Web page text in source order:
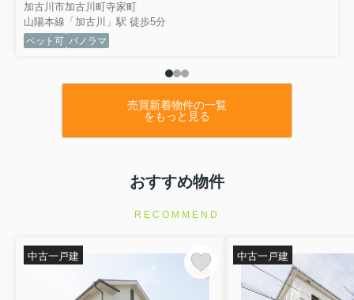
⇒物件詳細はこちらをクリックくださいませ
2026.07.31
★種別 ：新築戸建（残1棟）
★価格 ：2,990万円
★住所 ：明石市二見町東二見
⇒物件詳細はこちらをクリックくださいませ
他号棟も値下げとなっております。
★種別 ：新築戸建（全7棟）
★住所 ：明石市二見町東二見
加古川市加古川町寺家町
山陽本線「加古川」駅 徒歩5分
ペット可 パノラマ
売買新着物件の一覧
をもっと見る
おすすめ物件
RECOMMEND
中古一戸建 中古一戸建